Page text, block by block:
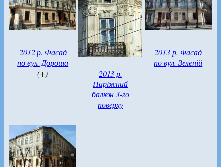
2012 р. Фасад
по вул. Дороша
(+)
2013 р.
Наріжний
балкон 3-го
поверху
2013 р. Фасад
по вул. Зеленій